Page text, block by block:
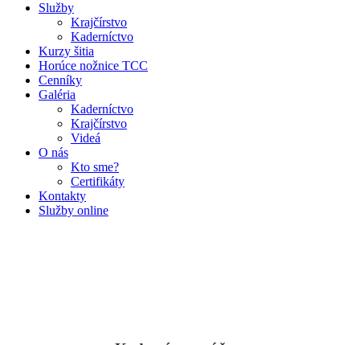
Služby
Krajčírstvo
Kaderníctvo
Kurzy šitia
Horúce nožnice TCC
Cenníky
Galéria
Kaderníctvo
Krajčírstvo
Videá
O nás
Kto sme?
Certifikáty
Kontakty
Služby online